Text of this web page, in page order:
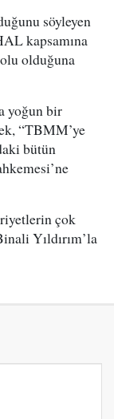
söyleyen
kapsamına
olduğuna
yoğun bir
“TBMM’ye
bütün
çok
Yıldırım’la